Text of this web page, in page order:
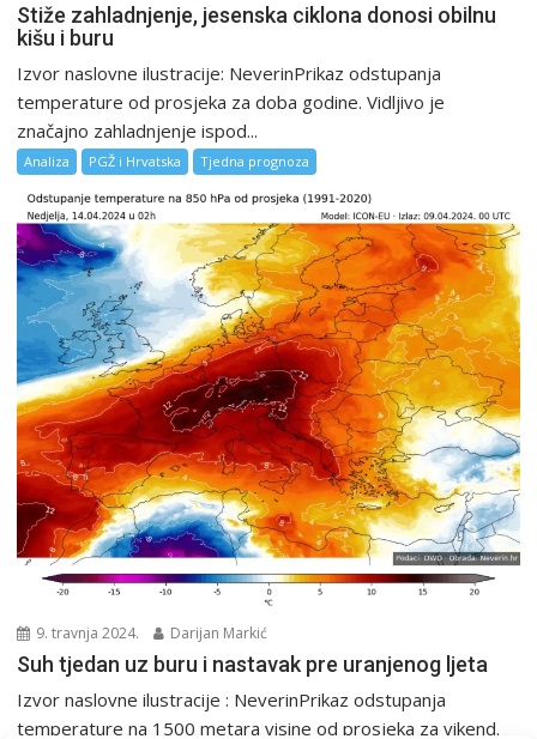
Stiže zahladnjenje, jesenska ciklona donosi obilnu
kišu i buru
Izvor naslovne ilustracije: NeverinPrikaz odstupanja
temperature od prosjeka za doba godine. Vidljivo je
značajno zahladnjenje ispod...
Analiza PGŽ i Hrvatska Tjedna prognoza
9. travnja 2024. Darijan Markić
Suh tjedan uz buru i nastavak pre uranjenog ljeta
Izvor naslovne ilustracije : NeverinPrikaz odstupanja
temperature na 1500 metara visine od prosjeka za vikend.